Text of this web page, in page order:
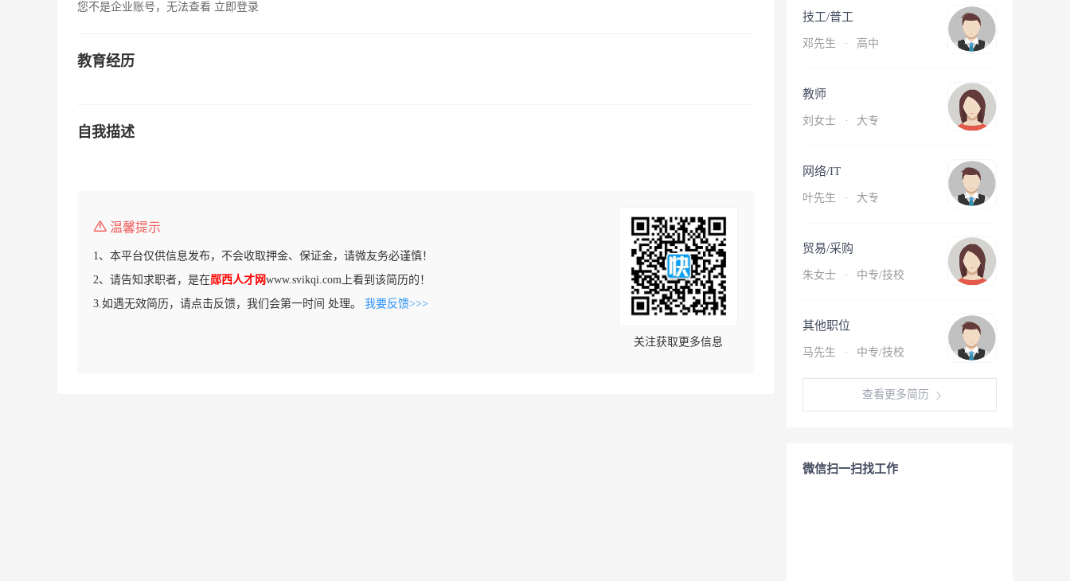
您不是企业账号，无法查看 立即登录
教育经历
自我描述
温馨提示
1、本平台仅供信息发布，不会收取押金、保证金，请微友务必谨慎！
2、请告知求职者，是在郧西人才网www.svikqi.com上看到该简历的！
3.如遇无效简历，请点击反馈，我们会第一时间 处理。 我要反馈>>>
关注获取更多信息
技工/普工
邓先生 · 高中
教师
刘女士 · 大专
网络/IT
叶先生 · 大专
贸易/采购
朱女士 · 中专/技校
其他职位
马先生 · 中专/技校
查看更多简历
微信扫一扫找工作